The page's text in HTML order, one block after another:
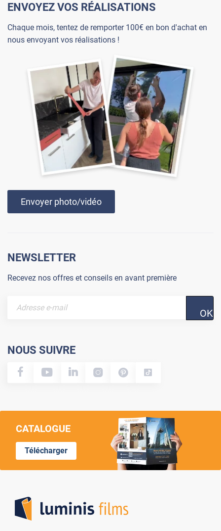
ENVOYEZ VOS RÉALISATIONS
Chaque mois, tentez de remporter 100€ en bon d'achat en
nous envoyant vos réalisations !
Envoyer photo/vidéo
NEWSLETTER
Recevez nos offres et conseils en avant première
OK
NOUS SUIVRE
CATALOGUE
Télécharger